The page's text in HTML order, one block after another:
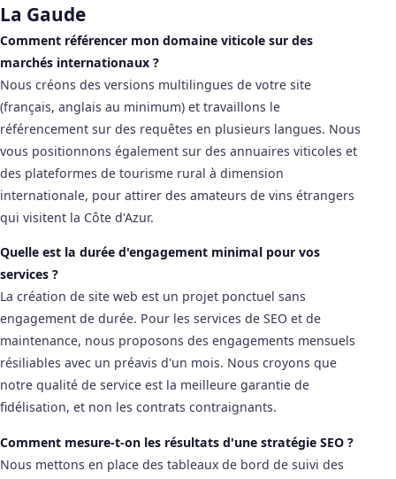
La Gaude
Comment référencer mon domaine viticole sur des
marchés internationaux ?
Nous créons des versions multilingues de votre site
(français, anglais au minimum) et travaillons le
référencement sur des requêtes en plusieurs langues. Nous
vous positionnons également sur des annuaires viticoles et
des plateformes de tourisme rural à dimension
internationale, pour attirer des amateurs de vins étrangers
qui visitent la Côte d'Azur.
Quelle est la durée d'engagement minimal pour vos
services ?
La création de site web est un projet ponctuel sans
engagement de durée. Pour les services de SEO et de
maintenance, nous proposons des engagements mensuels
résiliables avec un préavis d'un mois. Nous croyons que
notre qualité de service est la meilleure garantie de
fidélisation, et non les contrats contraignants.
Comment mesure-t-on les résultats d'une stratégie SEO ?
Nous mettons en place des tableaux de bord de suivi des